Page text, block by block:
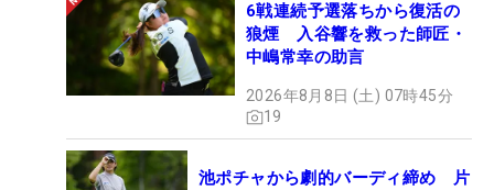
6戦連続予選落ちから復活の
狼煙 入谷響を救った師匠・
中嶋常幸の助言
2026年8月8日 (土) 07時45分
19
池ポチャから劇的バーディ締め 片